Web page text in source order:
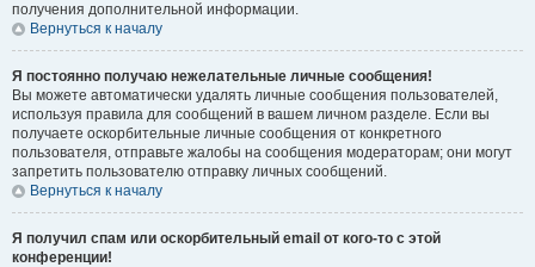
получения дополнительной информации.
Вернуться к началу
Я постоянно получаю нежелательные личные сообщения!
Вы можете автоматически удалять личные сообщения пользователей,
используя правила для сообщений в вашем личном разделе. Если вы
получаете оскорбительные личные сообщения от конкретного
пользователя, отправьте жалобы на сообщения модераторам; они могут
запретить пользователю отправку личных сообщений.
Вернуться к началу
Я получил спам или оскорбительный email от кого-то с этой
конференции!